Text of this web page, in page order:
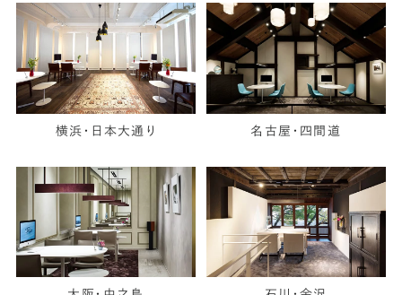
横浜・日本大通り 名古屋・四間道